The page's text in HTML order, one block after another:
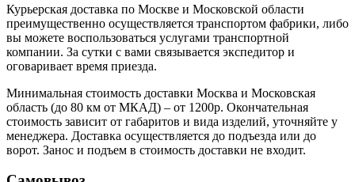
Курьерская доставка по Москве и Московской области
преимущественно осуществляется транспортом фабрики, либо
вы можете воспользоваться услугами транспортной
компании. За сутки с вами связывается экспедитор и
оговаривает время приезда.
Минимальная стоимость доставки Москва и Московская
область (до 80 км от МКАД) – от 1200р. Окончательная
стоимость зависит от габаритов и вида изделий, уточняйте у
менеджера. Доставка осуществляется до подъезда или до
ворот. Занос и подъем в стоимость доставки не входит.